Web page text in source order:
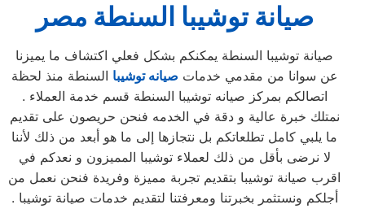
صيانة توشيبا السنطة مصر
صيانة توشيبا السنطة يمكنكم بشكل فعلي اكتشاف ما يميزنا
عن سوانا من مقدمي خدمات صيانه توشيبا السنطة منذ لحظة
اتصالكم بمركز صيانه توشيبا السنطة قسم خدمة العملاء .
نمتلك خبرة عالية و دقة في الخدمه فنحن حريصون على تقديم
ما يلبي كامل تطلعاتكم بل نتجازها إلى ما هو أبعد من ذلك لأننا
لا نرضى بأقل من ذلك لعملاء توشيبا المميزون و نعدكم في
اقرب صيانة توشيبا بتقديم تجربة مميزة وفريدة فنحن نعمل من
أجلكم ونستثمر بخبرتنا ومعرفتنا لتقديم خدمات صيانة توشيبا .